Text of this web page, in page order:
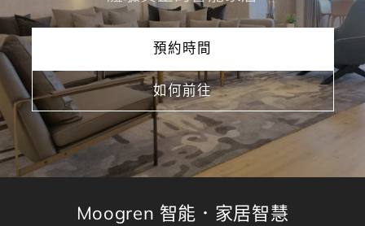
預約時間
如何前往
Moogren 智能．家居智慧